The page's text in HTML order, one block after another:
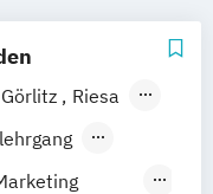
Görlitz
Riesa
Online